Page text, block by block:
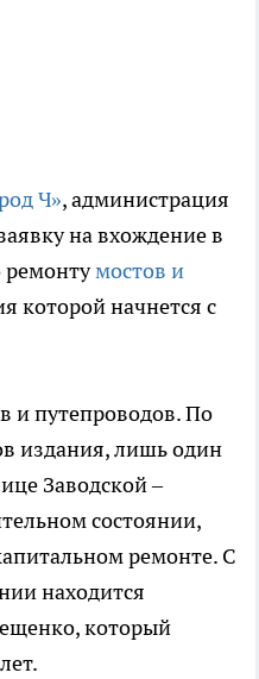
Ч», администрация
на вхождение в
ремонтумостов и
которой начнется с
и путепроводов. По
издания, лишь один
Заводской –
состоянии,
ремонте. С
находится
который